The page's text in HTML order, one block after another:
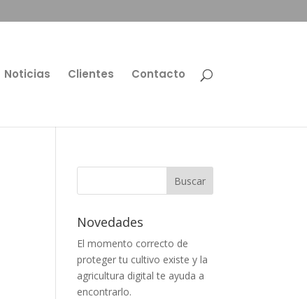
Noticias Clientes Contacto
Novedades
El momento correcto de
proteger tu cultivo existe y la
agricultura digital te ayuda a
encontrarlo.